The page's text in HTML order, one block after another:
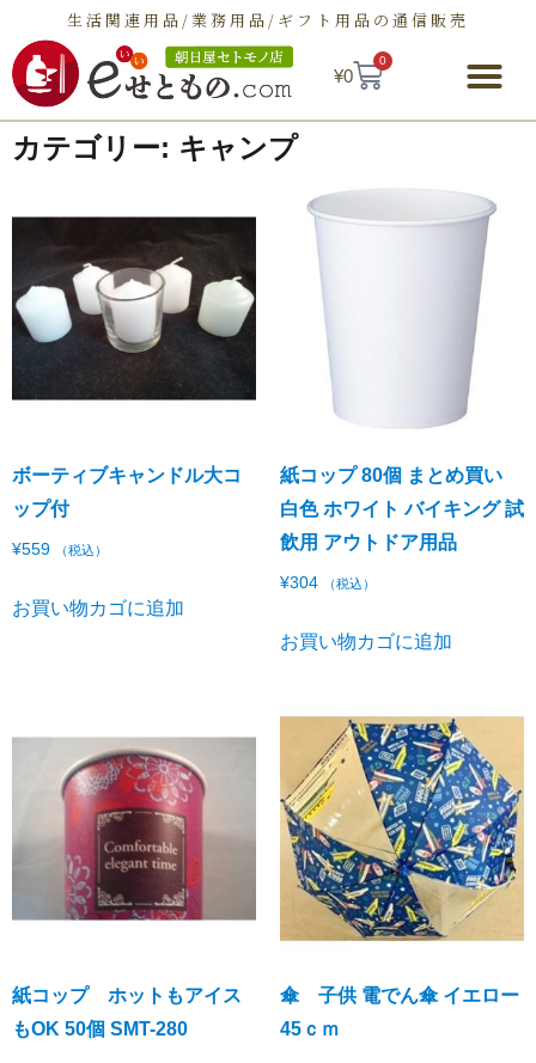
生活関連用品/業務用品/ギフト用品の通信販売
¥0
0
カテゴリー: キャンプ
ボーティブキャンドル大コ
ップ付
¥559 （税込）
お買い物カゴに追加
紙コップ 80個 まとめ買い
白色 ホワイト バイキング 試
飲用 アウトドア用品
¥304 （税込）
お買い物カゴに追加
紙コップ ホットもアイス
もOK 50個 SMT-280
傘 子供 電でん傘 イエロー
45ｃｍ